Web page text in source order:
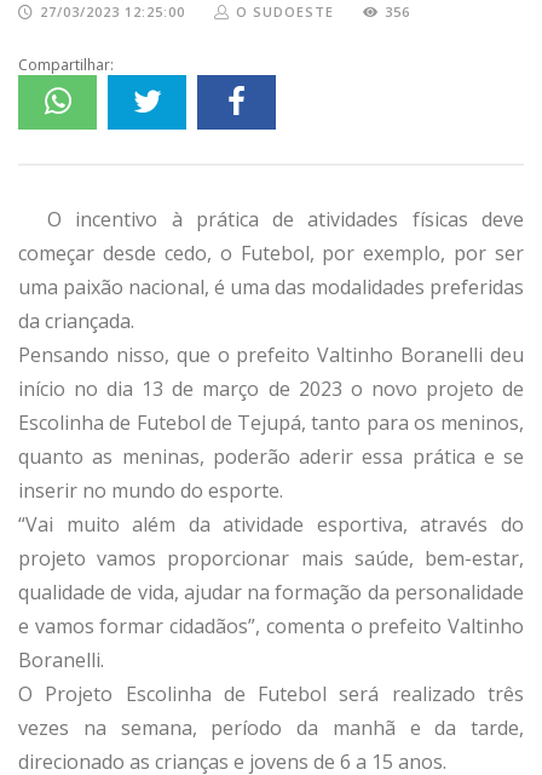
27/03/2023 12:25:00 O SUDOESTE 356
Compartilhar:
O incentivo à prática de atividades físicas deve
começar desde cedo, o Futebol, por exemplo, por ser
uma paixão nacional, é uma das modalidades preferidas
da criançada.
Pensando nisso, que o prefeito Valtinho Boranelli deu
início no dia 13 de março de 2023 o novo projeto de
Escolinha de Futebol de Tejupá, tanto para os meninos,
quanto as meninas, poderão aderir essa prática e se
inserir no mundo do esporte.
“Vai muito além da atividade esportiva, através do
projeto vamos proporcionar mais saúde, bem-estar,
qualidade de vida, ajudar na formação da personalidade
e vamos formar cidadãos”, comenta o prefeito Valtinho
Boranelli.
O Projeto Escolinha de Futebol será realizado três
vezes na semana, período da manhã e da tarde,
direcionado as crianças e jovens de 6 a 15 anos.